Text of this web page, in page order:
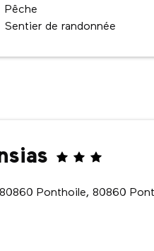
Pêche
Sentier de randonnée
Ponthoile, 80860